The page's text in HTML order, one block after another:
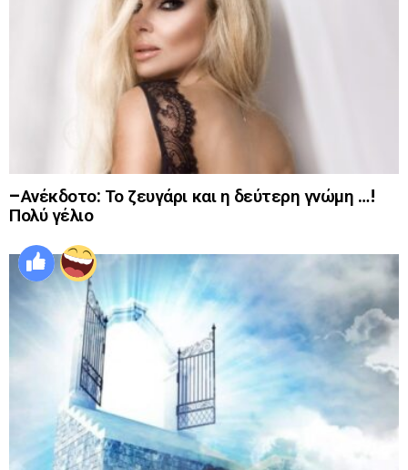
–Ανέκδοτο: Το ζευγάρι και η δεύτερη γνώμη …!
Πολύ γέλιο